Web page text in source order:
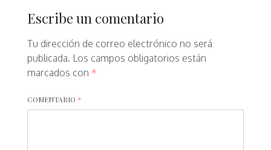
Escribe un comentario
Tu dirección de correo electrónico no será
publicada. Los campos obligatorios están
marcados con *
COMENTARIO *